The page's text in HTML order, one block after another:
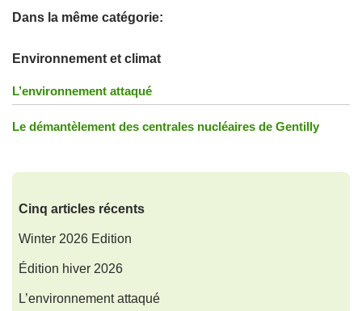
Dans la même catégorie:
Environnement et climat
L’environnement attaqué
Le démantèlement des centrales nucléaires de Gentilly
Cinq articles récents
Winter 2026 Edition
Édition hiver 2026
L’environnement attaqué